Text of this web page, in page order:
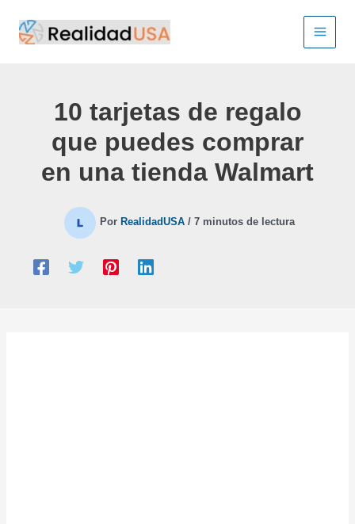
contenido
10 tarjetas de regalo
que puedes comprar
en una tienda Walmart
Por RealidadUSA / 7 minutos de lectura